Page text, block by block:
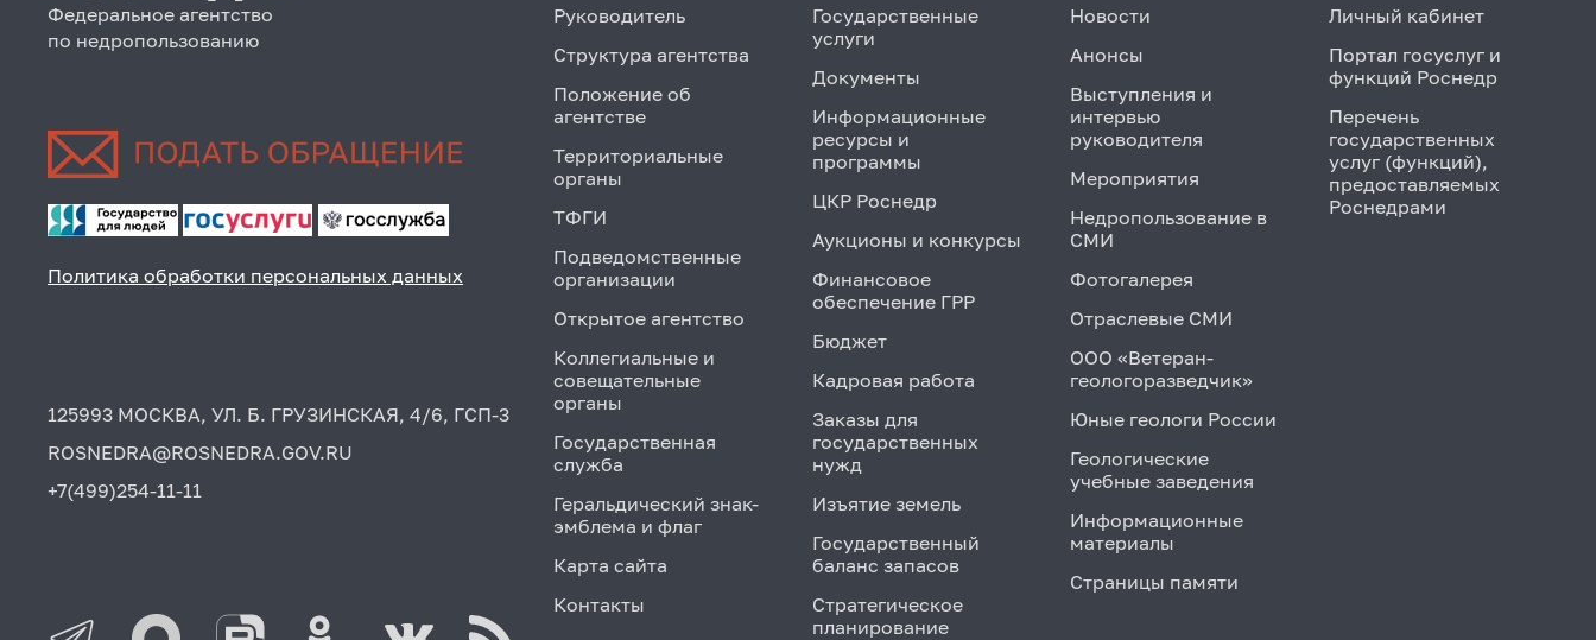
Федеральное агентство
по недропользованию
Политика обработки персональных данных
125993 МОСКВА, УЛ. Б. ГРУЗИНСКАЯ, 4/6, ГСП-3
ROSNEDRA@ROSNEDRA.GOV.RU
+7(499)254-11-11
Руководитель
Структура агентства
Положение об
агентстве
Территориальные
органы
ТФГИ
Подведомственные
организации
Открытое агентство
Коллегиальные и
совещательные
органы
Государственная
служба
Геральдический знак-
эмблема и флаг
Карта сайта
Контакты
Государственные
услуги
Документы
Информационные
ресурсы и
программы
ЦКР Роснедр
Аукционы и конкурсы
Финансовое
обеспечение ГРР
Бюджет
Кадровая работа
Заказы для
государственных
нужд
Изъятие земель
Государственный
баланс запасов
Стратегическое
планирование
Новости
Анонсы
Выступления и
интервью
руководителя
Мероприятия
Недропользование в
СМИ
Фотогалерея
Отраслевые СМИ
ООО «Ветеран-
геологоразведчик»
Юные геологи России
Геологические
учебные заведения
Информационные
материалы
Страницы памяти
Личный кабинет
Портал госуслуг и
функций Роснедр
Перечень
государственных
услуг (функций),
предоставляемых
Роснедрами